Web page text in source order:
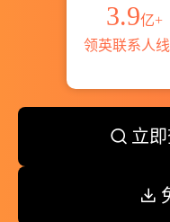
3.9亿+
领英联系人
立